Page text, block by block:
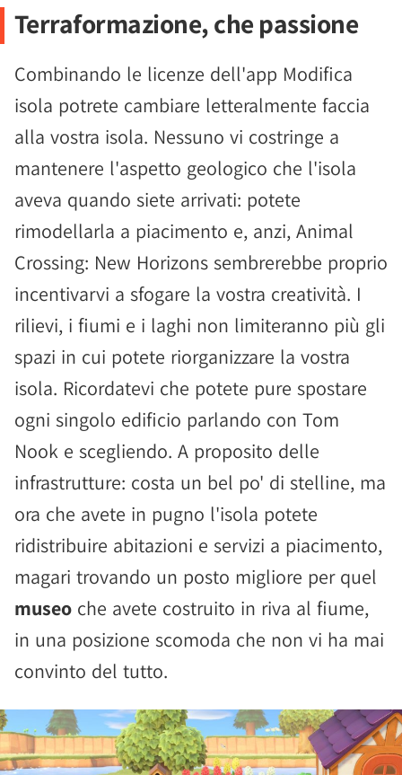
Terraformazione, che passione
Combinando le licenze dell'app Modifica
isola potrete cambiare letteralmente faccia
alla vostra isola. Nessuno vi costringe a
mantenere l'aspetto geologico che l'isola
aveva quando siete arrivati: potete
rimodellarla a piacimento e, anzi, Animal
Crossing: New Horizons sembrerebbe proprio
incentivarvi a sfogare la vostra creatività. I
rilievi, i fiumi e i laghi non limiteranno più gli
spazi in cui potete riorganizzare la vostra
isola. Ricordatevi che potete pure spostare
ogni singolo edificio parlando con Tom
Nook e scegliendo. A proposito delle
infrastrutture: costa un bel po' di stelline, ma
ora che avete in pugno l'isola potete
ridistribuire abitazioni e servizi a piacimento,
magari trovando un posto migliore per quel
museo che avete costruito in riva al fiume,
in una posizione scomoda che non vi ha mai
convinto del tutto.